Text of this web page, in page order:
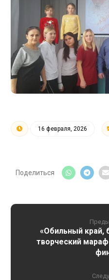
16 февраля, 2026
«Обильный край,
творческий